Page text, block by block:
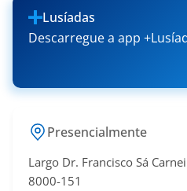
Lusíadas
Descarregue a app
Presencialmente
Largo Dr. Francisco Sá​
8000-151